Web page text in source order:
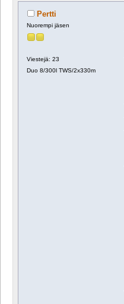
Pertti
Nuorempi jäsen
Viestejä: 23
Duo 8/300l TWS/2x330m